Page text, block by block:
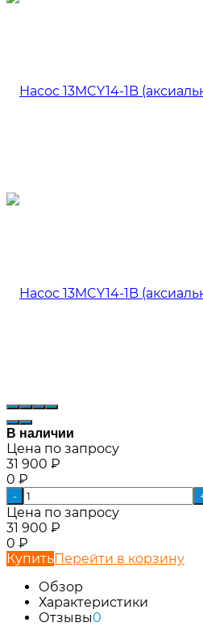
В наличии
Цена по запросу
31 900 ₽
0 ₽
-
Цена по запросу
31 900 ₽
0 ₽
КупитьПерейти в корзину
Обзор
Характеристики
Отзывы0